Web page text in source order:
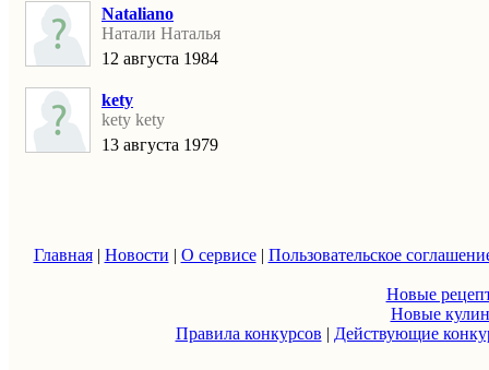
Nataliano
Натали Наталья
12 августа 1984
kety
kety kety
13 августа 1979
Главная| Новости | О сервисе| Пользовательское
Новые
Новые
Правила конкурсов | Действующие